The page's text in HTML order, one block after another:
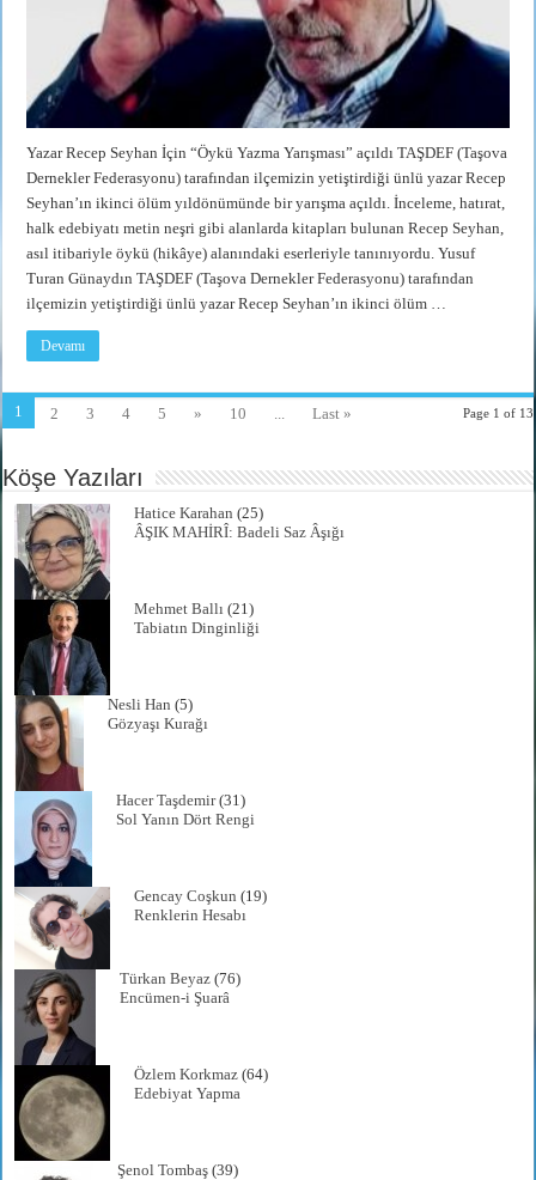
Yazar Recep Seyhan İçin “Öykü Yazma Yarışması” açıldı TAŞDEF (Taşova
Dernekler Federasyonu) tarafından ilçemizin yetiştirdiği ünlü yazar Recep
Seyhan’ın ikinci ölüm yıldönümünde bir yarışma açıldı. İnceleme, hatırat,
halk edebiyatı metin neşri gibi alanlarda kitapları bulunan Recep Seyhan,
asıl itibariyle öykü (hikâye) alanındaki eserleriyle tanınıyordu. Yusuf
Turan Günaydın TAŞDEF (Taşova Dernekler Federasyonu) tarafından
ilçemizin yetiştirdiği ünlü yazar Recep Seyhan’ın ikinci ölüm …
Devamı
Page 1 of 13
1 2 3 4 5 » 10 ... Last »
Köşe Yazıları
Hatice Karahan (25)
ÂŞIK MAHİRÎ: Badeli Saz Âşığı
Mehmet Ballı (21)
Tabiatın Dinginliği
Nesli Han (5)
Gözyaşı Kurağı
Hacer Taşdemir(31)
Sol Yanın Dört Rengi
Gencay Coşkun (19)
Renklerin Hesabı
Türkan Beyaz (76)
Encümen-i Şuarâ
Özlem Korkmaz (64)
Edebiyat Yapma
Şenol Tombaş (39)